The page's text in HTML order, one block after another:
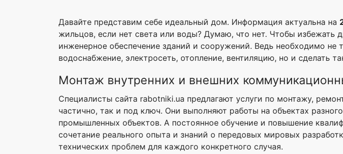
Давайте представим себе идеальный дом. Информация актуальна на
жильцов, если нет света или воды? Думаю, что нет. Чтобы избежать
инженерное обеспечение зданий и сооружений. Ведь необходимо
водоснабжение, электросеть, отопление, вентиляцию, но и сделать
Монтаж внутренних и внешних
Специалисты сайта rabotniki.ua предлагают услуги по монтажу,
частично, так и под ключ. Они выполняют работы на объектах
промышленных объектов. А постоянное обучение и повышение
сочетание реального опыта и знаний о передовых мировых
технических проблем для каждого конкретного случая.